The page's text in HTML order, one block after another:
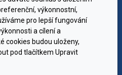
výkonnostní,
pro lepší fungování
a cílení a
cookies budou uloženy,
pod tlačítkem Upravit